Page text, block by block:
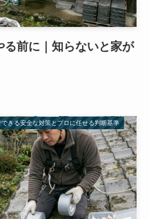
前に｜知らないと家が
きる安全な対策とプロに任せる判断基準